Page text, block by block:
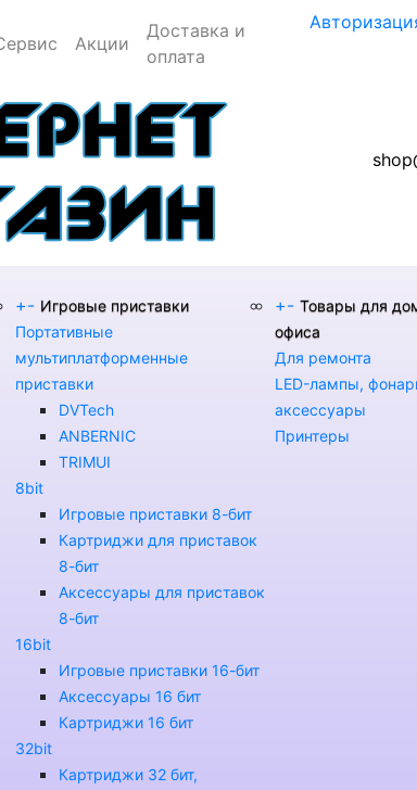
Акции
Доставка и
оплата
+- Игровые приставки
Портативные
мультиплатформенные
приставки
DVTech
ANBERNIC
TRIMUI
8bit
Игровые приставки 8-бит
Картриджи для приставок
8-бит
Аксессуары для приставок
8-бит
16bit
Игровые приставки 16-бит
Аксессуары 16 бит
Картриджи 16 бит
32bit
Картриджи 32 бит,
+- Товары для
офиса
Для ремонта
LED-лампы,
аксессуары
Принтеры